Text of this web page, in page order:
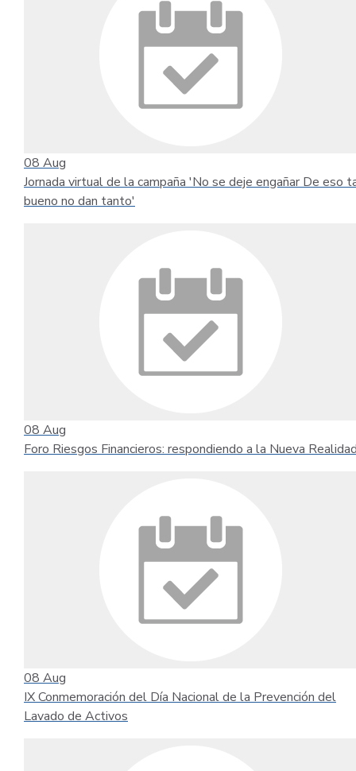
08 Aug
Jornada virtual de la campaña 'No se deje engañar De eso
bueno no dan tanto'
08 Aug
Foro Riesgos Financieros: respondiendo a la Nueva
08 Aug
IX Conmemoración del Día Nacional de la Prevención del
Lavado de Activos